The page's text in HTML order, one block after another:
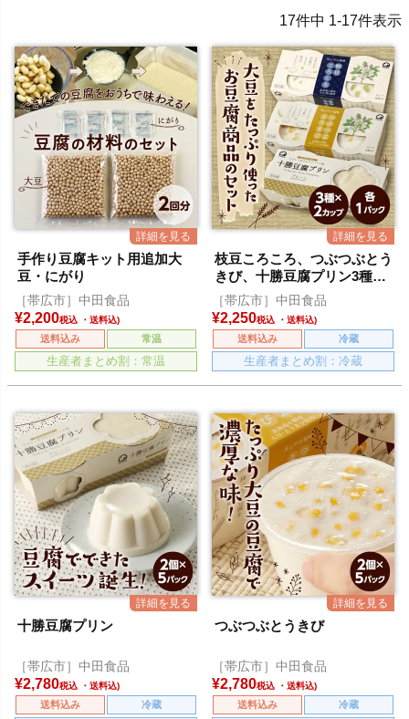
17件中 1-17件表示
手作り豆腐キット用追加大
豆・にがり
［帯広市］中田食品
¥2,200税込
送料込み 常温
生産者まとめ割：常温
枝豆ころころ、つぶつぶとう
きび、十勝豆腐プリン3種セ
ット
［帯広市］中田食品
¥2,250税込
送料込み 冷蔵
生産者まとめ割：冷蔵
十勝豆腐プリン
［帯広市］中田食品
¥2,780税込
送料込み 冷蔵
つぶつぶとうきび
［帯広市］中田食品
¥2,780税込
送料込み 冷蔵